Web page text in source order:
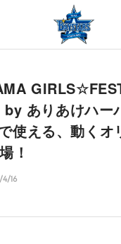
ありあけハー
使える、動くオ
！
4/16